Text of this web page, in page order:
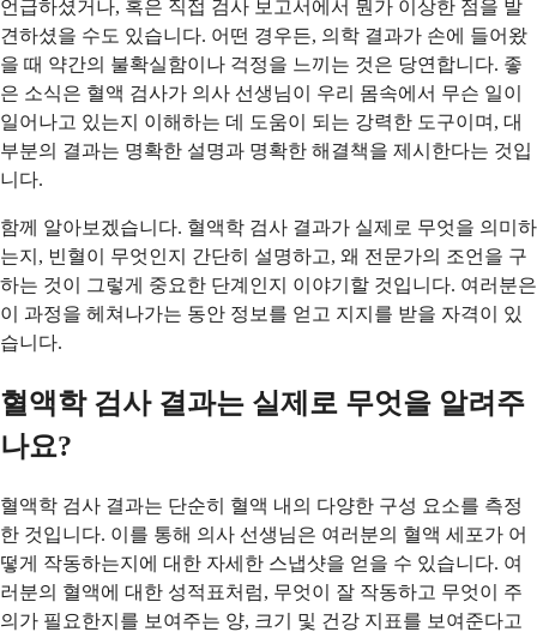
언급하셨거나, 혹은 직접 검사 보고서에서 뭔가 이상한 점을 발
견하셨을 수도 있습니다. 어떤 경우든, 의학 결과가 손에 들어왔
을 때 약간의 불확실함이나 걱정을 느끼는 것은 당연합니다. 좋
은 소식은 혈액 검사가 의사 선생님이 우리 몸속에서 무슨 일이
일어나고 있는지 이해하는 데 도움이 되는 강력한 도구이며, 대
부분의 결과는 명확한 설명과 명확한 해결책을 제시한다는 것입
니다.
함께 알아보겠습니다. 혈액학 검사 결과가 실제로 무엇을 의미하
는지, 빈혈이 무엇인지 간단히 설명하고, 왜 전문가의 조언을 구
하는 것이 그렇게 중요한 단계인지 이야기할 것입니다. 여러분은
이 과정을 헤쳐나가는 동안 정보를 얻고 지지를 받을 자격이 있
습니다.
혈액학 검사 결과는 실제로 무엇을 알려주
나요?
혈액학 검사 결과는 단순히 혈액 내의 다양한 구성 요소를 측정
한 것입니다. 이를 통해 의사 선생님은 여러분의 혈액 세포가 어
떻게 작동하는지에 대한 자세한 스냅샷을 얻을 수 있습니다. 여
러분의 혈액에 대한 성적표처럼, 무엇이 잘 작동하고 무엇이 주
의가 필요한지를 보여주는 양, 크기 및 건강 지표를 보여준다고